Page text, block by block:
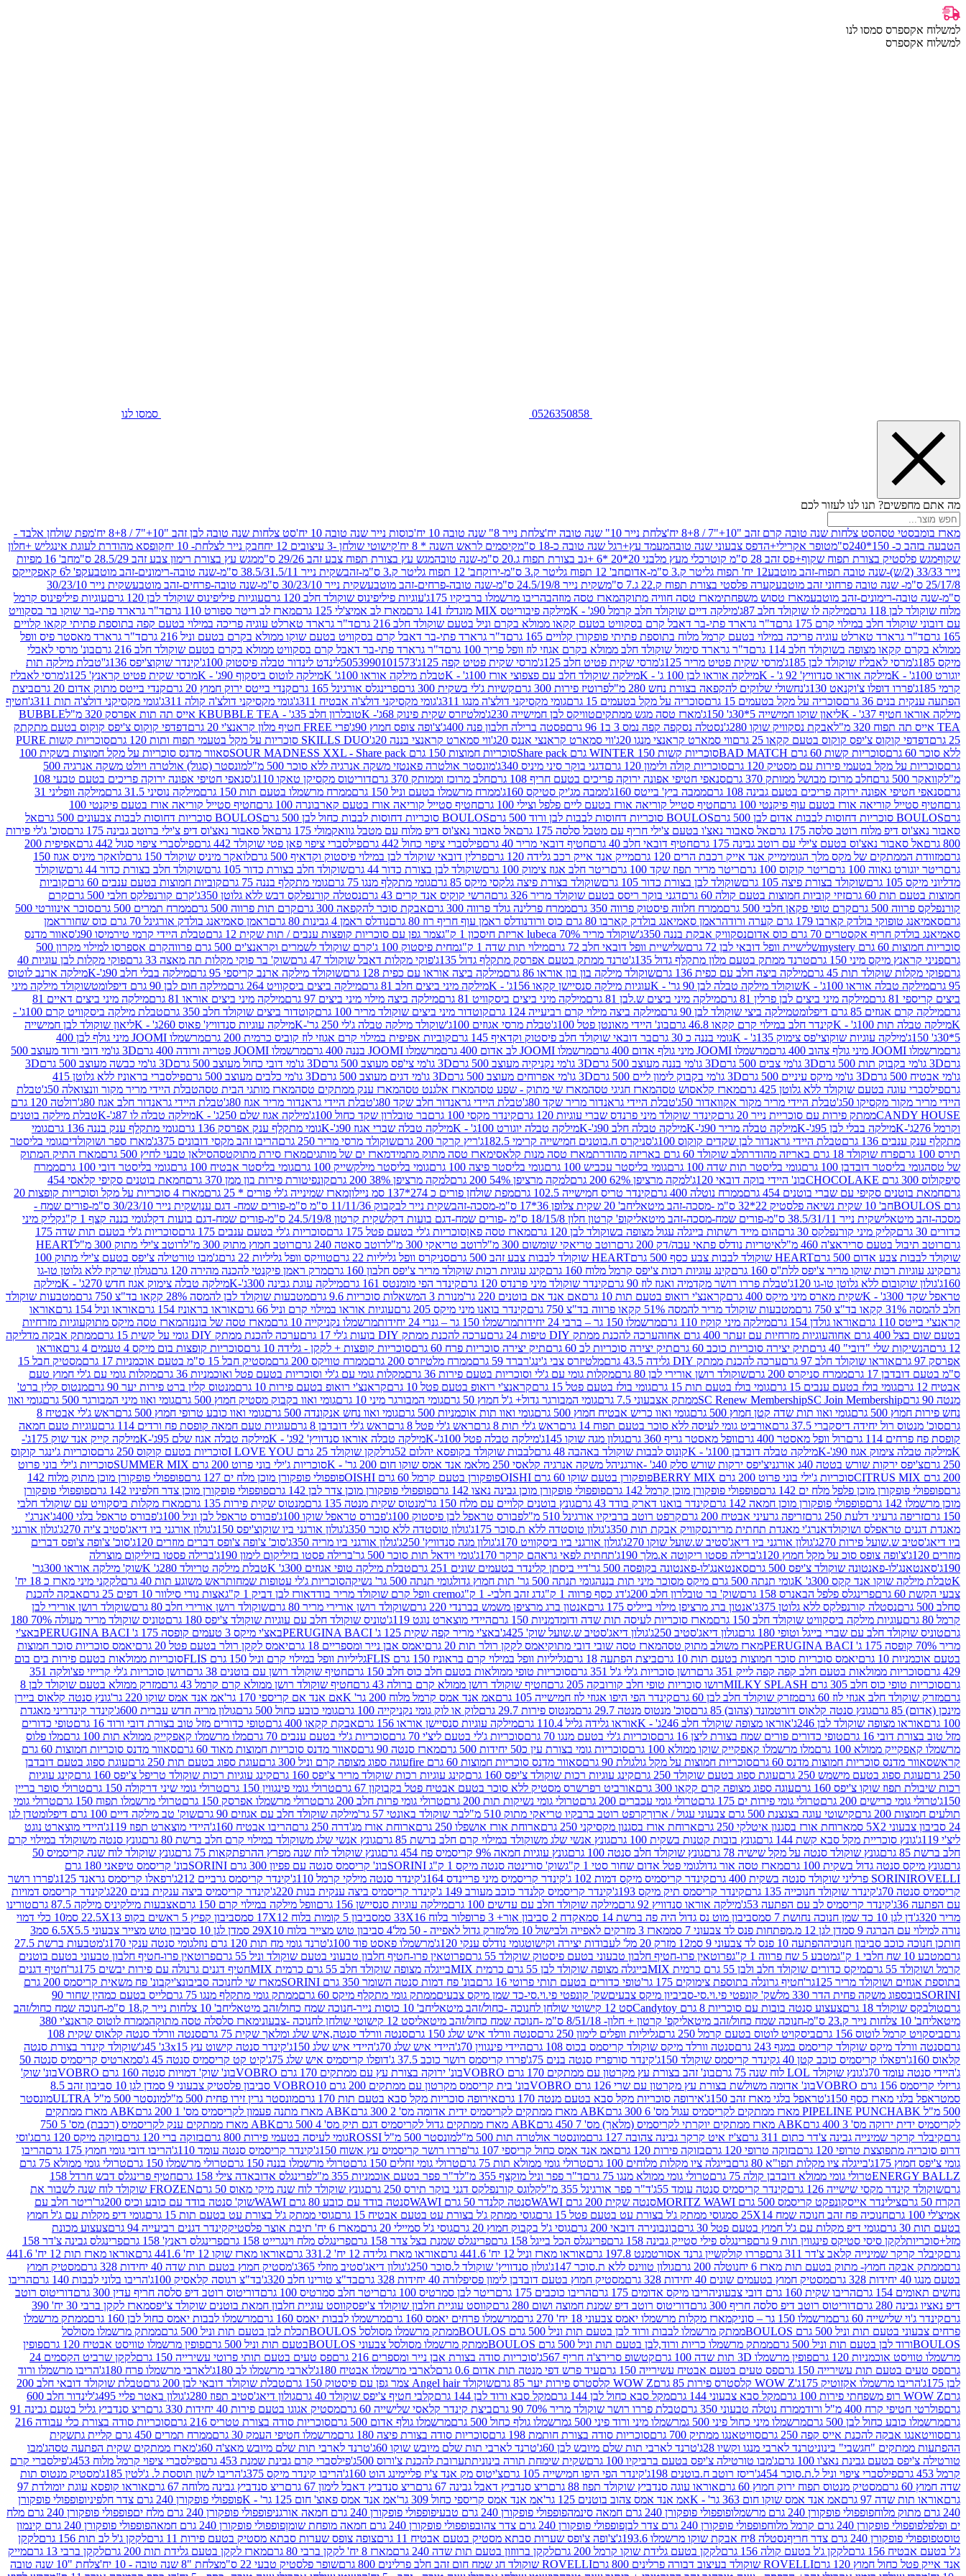
למשלוח אקספרס סמסו לנו
למשלוח אקספרס
0526350858 סמסו לנו
מה אתם מחפשים? תנו לנו לעזור לכם
מארז בומבסטי טסהסט צלחות שנה טובה קרם זהב "10+"7 / 8+8 יח' צלחת נייר 10" שנה טובה יח' צלחת נייר 8" שנה טובה 10 יח' כוסות נייר שנה טובה 10 יח' סט צלחות שנה טובה לבן זהב "10+"7 / 8+8 יח'
מפת שולחן אלבד -
הטבעה בזהב כ- 150*240ס"מ
טופר אקרילי+הדפס צבעוני שנה טובהמעמד עץ+רגל שנה טובה כ-18 ס"מ קיסמים לראש השנה * 8 יח' קישוטי שולחן -3 עיצובים 12 יח חבק נייר לצלחת- 10 יח
קופסא מהודרת לעוגת אינגליש +חלון
שקוףמגש פלסטיק בצורת תפוח שקוף+פס זהב 28 ס"מ קוטר כלי מעץ מלבני 20*20 *6 +גב בצורת תפוח ג.20 ס"מ-שנה טובה מגש עץ בצורת תפוח צבע זהב 29/26 ס"מ מגש עץ בצורת רימון צבע זהב 28.5/29 ס"מ
חב' 16 מפיות
נייר 33/33 (2/ש)-שנה טובה תפוח-זהב מוטבע
12 יח' תפוח גליטר ק.3 ס"מ-אדום חב' 12 תפוח גליטר ק.3 ס"מ-ירוק חב' 12 תפוח גליטר ק.3 ס"מ-זהב שקית נייר 38.5/31.5/11 ס"מ-שנה טובה-רימונים-זהב מוטבע
קפ' ל6 קאפקייקס
25/17/8 ס"מ- שנה טובה פרחוני זהב מוטבע
קערה פלסטי בצורת תפוח ק.22 ג.7 ס"מ שקית נייר 24.5/19/8 ס"מ-שנה טובה-פרחים-זהב מוטבע שקית נייר 30/23/10 ס"מ-שנה טובה-פרחים-זהב מוטבע
שקית נייר 30/23/10
ס"מ-שנה טובה-רימונים-זהב מוטבעמארז טסוש משפחתימארז טסה חוויה מתוקהמארז טסה מוזהבהריבו מרשמלו ברביקיו 175ג' עוגיות פיליפינוס שוקולד חלב 120 גרם עוגיות פיליפינוס שוקולד לבן 120 גרם
עוגיות פיליפינוס קרמל
מלוח שוקולד לבן 118 גרם
מילקה לו שוקולד חלב 87ג' מילקה דיים שוקולד חלב קרמל 90ג' - K מילקה פיבוריטס MIX מונדלז 141 גרם מארז לב אמיצ'לי 125 גרם מארז לב ריטר ספורט 110 גרם
ד"ר גרארד פתי-בר שוקו בר בסקוויט
עם דובוני שוקולד חלב במילוי קרם 175 גרם
ד"ר גרארד פתי-בר דאבל קרם בסקוויט בטעם קקאו ממולא בקרם וניל בטעם שוקולד חלב 216 גרם
ד"ר גרארד טארלט עוגיה פריכה במילוי בטעם קפה בתוספת פתיתי קקאו קלויים
165 גרם
ד"ר גרארד טארלט עוגיה פריכה במילוי בטעם קרמל מלוח בתוספת פתיתי פופקורן קלויים 165 גרם ד"ר גרארד פתי-בר דאבל קרם בסקוויט בטעם שוקו ממולא בקרם בטעם וניל 216 גרם
ד"ר גרארד מאסטר פיס וופל
ממולא בקרם קקאו מצופה בשוקולד חלב 114 גרם
ד"ר גרארד סימול שוקולד חלב ממולא בקרם אגוזי לוז וופל פריך 100 גרם ד"ר גרארד פתי-בר דאבל קרם בסקוויט ממולא בקרם בטעם שוקולד חלב 216 גרם
בונ' מרסי לאבלי
מיקס 185ג'
מרסי לאבליז שוקולד לבן 185ג' מרסי שקית פטיט מריר 125ג' מרסי שקית פטיט חלב 125ג' מרסי שקית פטיט קפה 125ג' 5053990101573לינדט לינדור טבלה פיסטוק 100ג' קינדר שוקוצ'יפס 136ג'
'טבלת מילקה תות
יוגורט 100ג' - K
מילקה אוראו סנדוויץ' 92 ג' - K מילקה אוראו לבן 100 ג' - K מילקה שוקולד חלב עם פצפוצי אורז 100ג' - K טבלת מילקה אוראו 100ג' K מילקה לוטוס ביסקוף 90ג' - K מרסי שקית פטיט קראנץ' 125ג'
מרסי לאבליז
קרמי 185ג'
פררו דופלו צ'וקנאט 130ג' נחשולי שלוקים להקפאה בצורת נחש 280 מ"ל פרוטיז פירות 300 גרם קשיות ג'לי בשקית 300 גרם פרינגלס אורגינל 165 גרם קנדי בייטס ירוק חמוץ 20 גרם קנדי בייטס מתוק אדום 20 גרם
ביצת
הפתעה ענקית בנים 36 גרם
סוכריה על מקל בטעמים 15 גרם סוכריה על מקל בטעמים 15 גרם גומי מקסיקני דולצ'ה מנגו 311ג' גומי מקסיקני דולצ'ה אבטיח 311ג' גומי מקסיקני דולצ'ה קולה 311ג' גומי מקסיקני דולצ'ה תות 311ג'
חטיף
מילקה אוראו חטיף 37ג' - K
ליאון שוקו חמישייה 5*30ג' 150ג' מארז טסה מגש ממתקיםטוויקס לבן חמישייה 230ג' מלטיזרס שקית פינוק 68ג'- K טובלרון חלב 35ג' - K BUBBLE TEA אייס תה תות אפרסק 320 מ"ל
BUBBLE
TEA אייס תה תפוח 320 מ"ל
אבקת נסקוויק שוקו 280ג' נסטלה נסקפה קפה נמס 3 ב1 96 גרם פסטה ברילה חלבון פנה 400ג' צ'ופה צופס חמוץ 90ג' פרי FREE חטיף מלון קראנצ'י 20 גרם
דפדפי קוקוס צ'יפס קוקוס בטעם מתקתק
25 גרם
דפדפי קוקוס צ'יפס קוקוס בטעם קקאו 25 גרם ווי סמארט קראנצי מנגו 20ג' ווי סמארט קראנצי אננס 20ג' ווי סמארט קראנצי בננה 20ג' SKILLS DUO סוכריות על מקל בטעמי תפוח ותות 120 גרם
סוכריות קשות PURE
ללא סוכר 60 גרם
סוכריות קשות 60 גרם BAD MATCH סוכריות קשות WINTER 150 גרם Share pack סוכריות חמוצות 150 גרם SOUR MADNESS XXL - Share pack
סאוור מדנס סוכריות על מקל חמוצות בשקית 100
גרםסוכריות על מקל בטעמי פירות עם מסטיק 120 גרם סוכריות קולה ולימון 120 גרם דגני בוקר סיני מיניס 340ג' מונסטר אולטרה פאנטזי משקה אנרגיה ללא סוכר 500 מ"ל
מונסטר (סגול) אולטרה ויולט משקה אנרגיה 500
מ"לקוואקר 500 גרם חלב מרוכז מבושל ממותק 370 גרם סנאפי חטיפי אפונה ירוקה פריכים בטעם חריף 108 גרם חלב מרוכז וממותק 370 גרם דוריטוס מקסיקן טאקו 110ג'
סנאפי חטיפי אפונה ירוקה פריכים בטעם טבעי 108
גרםסנאפי חטיפי אפונה ירוקה פריכים בטעם גבינה 108 גרם ממבה ביץ' בייטס 160ג' ממבה מג'יק סטיקס 160ג' ממרח מרשמלו בטעם וניל 150 גרם ממרח מרשמלו בטעם תות 150 גרם מילקה נוסיני 31.5 גרם
מילקה וופליני 31
גרםחטיף סטייל קוריאה אורז בטעם עוף פיקנטי 100 גרם חטיף סטייל קוריאה אורז בטעם ליים פלפל וצילי 100 גרם חטיף סטייל קוריאה אורז בטעם קארבונרה 100 גרם
חטיף סטייל קוריאה אורז בטעם פיקנטי 100
גרםBOULOS סוכריות דחוסות לבבות אדום לבן 500 גרם BOULOS סוכריות דחוסות לבבות לבן ורוד 500 גרם BOULOS סוכריות דחוסות לבבות כחול לבן 500 גרם BOULOS סוכריות דחוסות לבבות צבעונים 500 גרם
אל
סאבור נאצ'וס דיפ מלוח רוטב סלסה 175 גרם
אל סאבור נאצ'ו בטעם צ'ילי חריף עם מטבל סלסה 175 גרם אל סאבור נאצ'וס דיפ מלוח עם מטבל גוואקמולי 175 גרם אל סאבור נאצ'וס דיפ צ'ילי ברוטב גבינה 175 גרם
סוכ' ג'לי פירות
800 גרם
אל סאבור נאצ'וס בטעם צ'ילי עם רוטב גבינה 175 גרם חטיף דובאי חלב 40 גרם חטיף דובאי מריר 40 גרם פילסברי ציפוי כחול 442 גרם פילסברי ציפוי פאן פטי שוקולד 442 גרם פילסברי ציפוי סגול 442 גרם
אפיפית 200
גרםמזוודת הממתקים של מקס מלך הגומימייק אנד אייק רכבת הרים 120 גרם מייק אנד אייק רכב גלידה 120 גרם פרלין דובאי שוקולד לבן במילוי פיסטוק וקדאיף 500 גרם לואקר מיניס שוקולד 150 גרם
לואקר מיניס אגוז 150
גרםריטר יוגורט גאווה 100 גרם ריטר קוקוס 100 גרם ריטר מריר תפוז שקד 100 גרם ריטר חלב אגוז צימוק 100 גרם שוקולד לבן בצורת כדור 44 גרם שוקולד חלב בצורת כדור 105 גרם שוקולד חלב בצורת כדור 44 גרם
שוקולד
מדליוני מיקס 105 גרם
שוקולד בצורת פיצה 105 גרם שוקולד לבן בצורת כדור 105 גרם שוקולד בצורת פיצה גלקסי מיקס 85 גרם גומי מתקלף מנגו 75 גרם גומי מתקלף בננה 75 גרם קוביות חמוצות בטעם ענבים 60 גרם
קוביות
חמוצות בטעם תות 60 גרם
זיזי קוביות חמוצות בטעם קולה 60 גרם דגני בוקר ריסס בטעם שוקולד מריר 326 גרם הרשי קוקיס אנד קרים 43 גרם נסטלה קורנפלקס דבש ללא גלוטן 350ג' קרם קורנפלקס חלבי 500 גרם
קרם
קורנפלקס פרווה 500 גרם
קרם טופי פקאן חלבי 500 גרם ממרח חלווה פיסטוק פרווה 350 גרם ממרח פרלינה גולד פרווה 300 גרם אבקת סוכר להקפאה 300 גרם קרם תות פרווה 500 גרם ממרח תמרים 500 גרם
סוכר אינוורטי 500
גרםסאמיאנג טופוקי בולדק קארבו 179 גרם קערה ורודה ראמן סאמיאנג בולדק קארבו 80 גרם כוס ורוד נודלס ראמן עוף חריף רוז 80 גרם נודלס ראמן 4 גבינות 80 גרם ראמן סאמיאנג בולדק אורגינל 70 גרם כוס שחור
ראמן
סאמיאנג בולדק חריף אקסטרים 70 גרם כוס אדום
נסקוויק אבקת בננה 350ג' שוקולד מריר 70% lubeca אריזת חיסכון 1 ק"ג צמר גפן עם סוכריות קופצות ענבים / תות שקית 12 גרם טבלת היידי קרמי טירמיסו 90ג'
סאוור מדנס
סוכריות חמוצות 60 גרם mystery
שלישיית וופל דובאי לבן 72 גרם שלישיית וופל דובאי חלב 72 גרם מילוי תות שדה 1 ק"ג מחית פיסטוק 100 ג' קרם שוקולד לשמרים וקראנצ'ים 500 גרם פרווה
קרם אספרסו למילוי מקרון 500
גרםפניני קראנץ מיקס מיני 150 גרם טרנד ממתק בטעם מלון מתקלף גדול 135ג' טרנד ממתק בטעם אפרסק מתקלף גדול 135ג' פוקי מקלות דאבל שוקולד 47 גרם שוק' בר פוקי מקלות תה מאצה 33 גרם
פוקי מקלות לבן עוגיות 40
גרםפוקי מקלות שוקולד תות 45 גרם מילקה ביצה חלב עם כפית 136 גרם שוקולד מילקה בון בון אוראו 86 גרם מילקה ביצה אוראו עם כפית 128 גרם שוקולד מילקה ארנב קריספי 95 גרם מילקה בבלי חלב 90ג'-K
מילקה ארנב לוטוס
95 גרם
מילקה טבלה אוראו 100ג' - K שוקולד מילקה טבלה לבן 90 גר' - K עוגיות מילקה סנסיישן קקאו 156ג' - K מילקה מיני ביצים חלב 81 גרם מילקה ביצים ביסקוויט 264 גרם מילקה חום לבן 90 גרם דיפלומט
שוקולד מילקה מיני
ביצים קריספי 81 גרם
מילקה מיני ביצים לבן פרלין 81 גרם מילקה מיני ביצים ש.לבן 81 גרם מילקה מיני ביצים ביסקוויט 81 גרם מילקה ביצה מילוי מיני ביצים 97 גרם מילקה מיני ביצים אוראו 81 גרם
מילקה מיני ביצים דאיים 81
גרםמילקה קרם אגוזים 85 גרם דיפלומט מילקה ביצי שוקולד לבן 90 גרם מילקה ביצה מילוי קרם רביעייה 124 גרם קוטדור מיני ביצים שוקולד מריר 100 גרם קוטדור ביצים שוקולד חלב 350 גרם
טבלת מילקה ביסקוויט קרם 100ג' -
Kמילקה טבלה תות 100ג' - K קינדר חלב במילוי קרם קקאו 46.8 גרם בונ' היידי מאונטן פטל 100ג' טבלת מרסי אגוזים 100ג' שוקולד מילקה טבלה ג'לי 250 גר'-K מילקה עוגיות סנדוויץ' פאוס 260ג' - K
ליאון שוקולד לבן חמישייה
5*30ג' 150ג'
מילקה עוגיות שוקוצי'פס צימוק 135ג' - K גומי בננה כ 30 גרם בר דובאי שוקולד חלב פיסטוק וקדאיף 145 גרם קוביות אפיפית במילוי קרם אגוזי לוז קוביס כרמית 200 גרם
מרשמלו JOOMI מיני גולף לבן 400
גרםמרשמלו JOOMI מיני גולף צהוב 400 גרם מרשמלו JOOMI מיני גולף אדום 400 גרם מרשמלו JOOMI לב אדום 400 גרם מרשמלו JOOMI בננה 400 גרם מרשמלו JOOMI פטריה ורודה 400 גרם
3D גו'מי דובי ורוד מעוצב 500
גרם3D גו'מי בקבוק תות 500 גרם 3D גו'מי צבים 500 גרם 3D גו'מי בננה מעוצב 500 גרם 3D גו'מי נקניקיה מעוצב 500 גרם 3D גו'מי צי'פס מעוצב 500 גרם 3D גו'מי דובי כחול מעוצב 500 גרם 3D גו'מי כבשה מעוצב 500 גרם
3D
גו'מי אבטיח 500 גרם
3D גו'מי מיקס עיניים 500 גרם 3D גו'מי בקבוק לימון ליים 500 גרם 3D גו'מי אפרוחים מעוצב 500 גרם 3D גו'מי דגים מעוצב 500 גרם 3D גו'מי כלבים מעוצב 500 גרם
פילסברי בראוניז ללא גלוטן 415
גרםפילסברי עוגה בטעם שוקולד ללא גלוטן 425 גרם מארז קלאסוש טסהמארז חגיגי טסהמארז שי מתוק - שפע טסהמארז אלגנט טסהמארז ענק ממתקים טסהמארז מותגי הבית טסהטבלת היידי מריר מקור וונצואלה 50ג'
טבלת
היידי מריר מקור מקסיקו 50ג'
טבלת היידי מריר מקור אקוואדור 50ג' טבלת היידי גראנדור מריר שקד 80ג' טבלת היידי גראנדור חלב שקד 80ג' טבלת היידי גראנדור מריר אגוז 80ג' טבלת היידי גראנדור חלב אגוז 80ג'
רולטה 120 גרם
CANDY HOUSEממתק פירות עם סוכריית נייר 20 גרם קינדר שוקולד מיני פרנדס שברי עוגיות 120 גרם קינדר מקסי 100 גרם בר טובלרון שקד כחול 100ג' מילקה אגוז שלם 250ג' - K מילקה טבלה לו 87ג'-K
טבלת מילקה בוטנים
וקרמל 276ג'-K
מילקה בבלי לבן 95ג'-K מילקה טבלה מריר 90ג'-K מילקה טבלה חלב 90ג'-K מילקה טבלה יוגורט 100ג' - K מילקה טבלה שברי אגוז 90ג'-K גומי מתקלף ענק אפרסק 136 גרם גומי מתקלף ענק בננה 136 גרם
גומי
מתקלף ענק ענבים 136 גרם
טבלת היידי גראנדור לבן שקדים קוקוס 100ג' סניקרס ח.בוטנים חמישייה קרימי 182.5ג' ריץ קרקר 200 גרם שוקולד מרסי מריר 250 גרם הריבו זהב מקסי דובונים 375ג' מארז ספר ושוקולדיםגומי בליסטר
תירס 100 גרם
פרח שוקולד 18 גרם באריזה מהודרת לב שוקולד 60 גרם באריזה מהודרת מארז טסה מנות קלאסימארז טסה מתוק מתמידמארז ים של מותגיםמארז סירת מתוקטסהסילאן טבעי לחיץ 500 גרם
מארז התיק המתוק
של טסהגומי בליסטר דובדבן 100 גרם גומי בליסטר תות שדה 100 גרם גומי בליסטר עכביש 100 גרם גומי בליסטר פיצה 100 גרם גומי בליסטר מילקשייק 100 גרם גומי בליסטר אבטיח 100 גרם גומי בליסטר דובי 100 גרם
ממרח
סיפקולוס 300 גרם CHOCOLAKE
בונ' היידי בוקה דובאי 120ג' למקה מרציפן 62% 200 גרם למקה מרציפן 54% 200 גרם למקה מרציפן 38% 200 גרם קונפיטורת פירות בון ממן 370 גרם
חמאת בוטנים סקיפי קלאסי 454
גרםחמאת בוטנים סקיפי עם שברי בוטנים 454 גרם ממרח נוטלה 400 גרם קינדר טריס חמישייה 102.5 גרם מפת שולחן פורים כ 274*137 סמ ניילון מארז שמינייה ג'לי פורים * 25 גרם
מארז 4 סוכריות על מקל וסוכריות קופצות 20
גרם BOULOS
חב' 10 שקית נשיאה פלסטיק 22*32 ס"מ -מסכה-זהב מיטאלי חב' 20 שקית צלופן 36*17 ס"מ-מסכה-זהב שקית נייר לבקבוק 11/11/36 ס"מ ס"מ-פורים שמח- דגם ענן
שקית נייר 30/23/10 ס"מ-פורים שמח -
מסכה-זהב מיטאלישקית נייר 38.5/31/11 ס"מ-פורים שמח-מסכה-זהב מיטאלי קופ' קרטון חלון 18/15/8 ס"מ -פורים שמח-דגם בועות דקל שקית קרטון 24.5/19/8 ס"מ-פורים שמח-דגם בועות דקל גומי בננה קצף 1 ק"ג
קליק מיני
כדורים 30 גרם
קליק מיני קורנפלקס 30 גרם הום מייד רשתות בייגלה עגול מצופה בשוקולד לבן 120 גרם מארז טסה פאןסוכריות ג'לי בטעם פטל 175 גרם סוכריות ג'לי בטעם ענבים 175 גרם
סוכריות ג'לי בטעם תות שדה 175
גרםרוטב תיבול בטעם סריראצ'ה 460 מ"ל איטריות נודלס פתאי עבה/דק 200 גרם רוטב טריאקי שומשום 300 מ"ל רוטב טריאקי 300 מ"ל רוטב סאטה 240 גרם רוטב חמוץ מתוק 300 מ"ל רוטב צ'ילי מתוק 300 מ"ל
HEART
שוקולד לבבות צבע אדום 500 גרם
HEART שוקולד לבבות צבע כסף 500 גרם HEART שוקולד לבבות צבע זהב 500 גרם סניקרס וופל גליליות 22 גרם טוויקס וופל גליליות 22 גרם
ג'מבו טורטילה צ'יפס בטעם צ'ילי מתוק 100
גרםקינג עוגיות רכות שוקו מריר צ'יפס ללת''ס 160 גרם קינג עוגיות רכות צ'יפס קרמל מלוח 160 גרם קינג עוגיות רכות שוקולד מריר צ'יפס חלבון 160 גרם מרק ראמן פיקנטי להכנה מהירה 120 גרם
גולון שרקיז ללא גלוטן טו-גו
160ג' גולון שוקובום ללא גלוטן טו-גו 120ג' טבלת פררו רושר מקדמיה ואגוז לוז 90 גרם קינדר שוקולד מיני פרנדס 120 גרם קינדר הפי מומנטס 161 גרם מילקה עוגת גבינה 300ג'-K מילקה טבלה צימוק אגוז חדש 270ג' - K
מילקה
טראפל שקד 300ג' - K
שקית מארס מיני מיקס 400 גרם קראנצ'י רואופ בטעם תות 10 גרם אם אנד אם בוטנים 220 גר' מנורת 3 המשאלות סוכריות 9.6 גרם מטבעות שוקולד לבן להמסה 28% קקאו בד"צ 750 גרם
מטבעות שוקולד
חלב להמסה 31% קקאו בד"צ 750 גרם
מטבעות שוקולד מריר להמסה 51% קקאו פרווה בד"צ 750 גרם קינדר בואנו מיני מיקס 205 גרם עוגיות אוראו במילוי קרם וניל 66 גרם אוראו בראוניז 154 גרם אוראו וניל 154 גרם
אוראו
קראנצ'י בייטס 110 גרם
אוראו גולדן 154 גרם מילקה מיני קוקיז 110 גרם מרשמלו 150 גר – ברבי 24 יחידות מרשמלו 150 גר – גנרי 24 יחידות מרשמלו נקניקייה 10 גרם מארז טסה של בוננזהמארז טסה מיקס מתוקעוגיות מזרחיות
בטעם שום בצל 400 גרם אחוה
עוגיות מזרחיות עם זעתר 400 גרם אחוה ערכה להכנת ממתק DIY טיפות 24 גרם ערכה להכנת ממתק DIY בועות ג'לי 17 גרם ערכה להכנת ממתק DIY גומי על קשית 15 גרם
ממתק אבקה מדליקה
12 גרם
הנשיקות שלי "דובי" 40 גרם תיק יצירה סוכריות כוכב 60 גרם תיק יצירה סוכריות לב 60 גרם תיק יצירה סוכריות פרח 60 גרם סוכריות קופצות + לקקן - גלידה 10 גרם סוכריות קופצות בום מיקס 4 טעמים 4 גרם
אוראו
אפרסק 97 גרם
אוראו שוקולד חלב 97 גרם ערכה להכנת ממתק DIY גלידה 43.5 גרם מלטיזרס צבי ג'ינג'רברד 59 גרם ממרח מלטיזרס 200 גרם ממרח טוויקס 200 גרם מסטיק חבל 15 ס"מ בטעם אוכמניות 17 גרם
מסטיק חבל 15
ס"מ בטעם דובדבן 17 גרם
ממרח סניקרס 200 גרם שוקולד רושן אורירי לבן 80 גרם מקלות גומי עם ג'לי וסוכריות בטעם פירות 36 גרם מקלות גומי עם ג'לי וסוכריות בטעם פטל ואוכמניות 36 גרם
מקלות גומי עם ג'לי חמוץ טעם
אבטיח 12 גרם
גומי בולז בטעם ענבים 15 גרם גומי בולז בטעם תות 15 גרם גומי בולז בטעם פטל 15 גרם קראנצ'י רואופ בטעם פטל 10 גרם קראנצ'י רואופ בטעם פירות 10 גרם מנטוס קלין ברט פירות יער 90 גרם
מנטוס קלין ברט'
מנטה 90 גרם
SC Renew MembershipSC Join Membership ממתק אצבעוני 7.5 גרם גומי המבורגר גדול+ ג'ל חמוץ 50 גרם גומי המבורגר מיני 10 גרם גומי ואוו בקבוק מסטיק חמוץ 500 גרם גומי ואוו מיני המבורגר 500 גרם
גומי ואוו
נחש פירות חמוץ 500 גרם
גומי ואוו תות שדה קטן חמוץ 500 גרם גומי ואוו כריש אבטיח חמוץ 500 גרם גומי ואוו תות אוכמניות 500 גרם גומי ואוו נחש אנקונדה 500 גרם גומי ואוו כובע טרופי חמוץ 500 גרם
ראש ג'לי אבטיח 8
גרםסוכ' מנטוס רול יחידה דיסקברי 37.5 גרם אורביט גומי לעיסה ללא סוכר בטעם תפוח 14 גרם ראש ג'לי תות 8 גרם ראש ג'לי פטל 8 גרם ראש ג'לי דובדבן 8 גרם עוגיות טעם חמאה קופסת פח ורדים 114 גרם
עוגיות טעם חמאה
קופסת פח פרחים 114 גרם
רול וופל מאסטר 400 גרם וופל מאסטר גריף 360 גרם גולון מגה שוקו 145ג' מילקה טבלה פטל 100ג'-K מילקה טבלה אוראו סנדוויץ' 92ג' - K מילקה טבלה אגוז שלם 95ג'-K
מילקה קייק אנד שוק 175ג'-
Kמילקה טבלה צימוק אגוז 90ג'-K מילקה טבלה דובדבן 100ג' - K קונוס לבבות שוקולד באהבה 48 גרם לבבות שוקולד בקופסא יהלום 52גר לקקן שוקולד 25 גרם I LOVE YOU סוכריות בטעם קוקוס 250 גרם
סוכריות ג'ינגר קוקוס
250 גרם
צ'יפס ירקות שורש בטטה 40ג אורגני צ'יפס ירקות שורש סלק 40ג' -אורגני הל משקה אנרגיה קלאסי 250 מל אמ אנד אמס שוקו חום 200 גר' - K סוכריות ג'ילי בוני פרוט 200 גרם SUMMER MIX
סוכריות ג'ילי בוני פרוט
200 גרם CITRUS MIX
סוכריות ג'ילי בוני פרוט 200 גרם BERRY MIX פופקורן בטעם שוקו 60 גרם OISHI פופקורן בטעם קרמל 60 גרם OISHI פופפולי פופקורן מוכן מלח ים 127 גרם
פופפולי פופקורן מוכן מתוק מלוח 142
גרםפופפולי פופקורן מוכן פלפל מלח ים 142 גרם פופפולי פופקורן מוכן קרמל 142 גרם פופפולי פופקורן מוכן גבינה נאצו 142 גרם פופפולי פופקורן מוכן צדר לבן 142 גרם פופפולי פופקורן מוכן צדר חלפיניו 142 גרם
פופפולי פופקורן
מוכן מרשמלו 142 גרם
פופפולי פופקורן מוכן חמאה 142 גרם קינדר בואנו דארק בודד 43 גרם גונץ בוטנים קלויים עם מלח 150 גר' מנטוס שקית מנטה 135 גרם מנטוס שקית פירות 135 גרם
מארז מקלות ביסקוויט עם שוקולד חלבי
150 גרם
זריפה גרעיני דלעת 250 גרם זריפה גרעיני אבטיח 200 גרם קרפט רוטב ברביקיו אורגינל 510 מ"ל פבורס טראפל לבן פיסטוק 100ג' פבורס טראפל שוקו 100ג' פבורס טראפל לבן וניל 100ג' פבורס טראפל בלגי 400ג'
אנרג'י
מאגדת דגנים טראפלס ושוקולדאנרג'י מאגדת תחתית מרירנסקוויק אבקת תות 350ג' גולון טוסטדה ללא ת.סוכר 175ג' גולון טוסטדה ללא סוכר 350ג' גולון אורגני ביו שוקוצ'יפס 150ג' גולון אורגני ביו דיאג'סטיב צ'יה 270ג'
גולון אורגני
ביו דיאג'סטיב ש.שועל פירות 270ג'
גולון אורגני ביו דיאג'סטיב ש.שועל שוקו 270ג' גולון אורגני ביו ביסקוויט 170ג' גולון מגה סנדוויץ' 250ג' גולון אורגני ביו מריה 350ג' סוכ' צ'ופה צ'ופס דברים מוזרים 120ג'
סוכ' צ'ופה צ'ופס דברים
מוזרים 120ג'
צ'ופה צופס סוכ על מקל חמוץ 120ג' ברילה פסטו ריקוטה א.מלך 190ג' תחתית לפאי גראהם קרקר 170ג' גומי וידאל תות סוכר 500 גר' ברילה פסטו בזיליקום לימון 190ג'
ברילה פסטו בזיליקום מוצרלה
190ג' סאנטאנג'לו-פאנטונה שוקולד צ'יפס 500 גרם סאנטאנג'לו-פאנטונה בקופסה 500 גר' דיי ביסתן קלינדר בטעמים שונים 251 גרם טבלת מילקה טופי אגוזים 300ג' K טבלת מילקה טריולד 280ג' K
שוק' מילקה אוראו 300גר'
Kטבלת מילקה שוקו אנד קקס 300ג' K גומי תנתה 500 גרם מיקס מסוכר מיני תות בננה גומי תנתה 500 גר' תות חמוץ גדול גומי תנתה 500 גר' נשיקה סוכריות ג'לי עטופות שמחותראש משוגע תות 40 גרם
לקקני מיני מארז כ 18 יח'
צבעי הקשת 60 גרם
פרינגלס פלפל הבאנרס 158 גרם שוק' בר טובלרון חלב 200ג' דג כסף פרווה 1 ק"ג דג זהב חלבי- 1 ק"ג cremo וופל קרם שוקולד מריר בודד אורז לבן דביק 1 ק"ג אצות נורי סילוור 10 דפים 25 גרם
אבקה להכנת
סחלב 500 גרם
נסטלה קורנפלקס ללא גלוטן 375ג' אנטון ברג מרציפן מילוי בייליס 175 גרם אנטון ברג מרציפן משמש בברנדי 220 גרם שוקולד רושן אורירי מריר 80 גרם שוקולד רושן אורירי חלב 80 גרם
שוקולד רושן אורירי לבן
קרמל 80 גרם
עוגיות מילקה ביסקוויט שוקולד חלב 150 גרם מארז סוכריות לעיסה תות שדה ודומדמניות 150 גרם היידי מוצארט נוגט 119ג' טוניס שוקולד חלב עם עוגיות שוקולד צ'יפס 180 גרם
טוניס שוקולד מריר מעולה 70% 180
גרםטוניס שוקולד חלב עם שברי בייגל וטופי 180 גרם גולון דיאג'סטיב 250ג' גולון דיאג'סטיב ש.שועל שוק' 425ג' באצ'י מריר קפה שקית 125 ג' PERUGINA BACI באצ'י מיקס 3 טעמים קופסה 175 ג' PERUGINA BACI
באצ'י
מריר 70% קופסה 175 ג' PERUGINA BACI
מארז משולב מתוק טסהמארז טסה שובי דובי מתוקיאמס לקקן רולר תות 20 גרם יאמס אבן נייר ומספריים 18 גרם יאמס לקקן רולר בטעם פטל 20 גרם
יאמס סוכריות סוכר חמוצות
בטעם אוכמניות 10 גרם
יאמס סוכריות סוכר חמוצות בטעם תות 10 גרם ביצת הפתעה 18 גרם גליליות וופל במילוי קרם בראוניז 150 גרם FLIS גליליות וופל במילוי קרם וניל 150 גרם FLIS
סוכריות ממולאות בטעם פירות בים בום
429 גרם
סוכריות ממולאות בטעם חלב קפה קפה לייק 351 גרם רושן סוכריות ג'לי ג'ל 351 גרם סוכריות טופי ממולאות בטעם חלב כוס חלב 150 גרם חטיף שוקולד רושן עם בוטנים 38 גרם
רושן סוכריות ג'לי קרייזי פצ'ולקה 351
גרםסוכריות טופי כוס חלב 305 גרם MILKY SPLASH רושו סוכריות טופי חלב קורובקה 205 גרם חטיף שוקולד רושן ממולא קרם ברולה 43 גרם חטיף שוקולד רושן ממולא קרם קרמל 43 גרם
מזרק ממולא בטעם שוקולד לבן 8
גרםמזרק שוקולד חלב אגוזי לוז 60 גרם מזרק שוקולד חלב לבן 60 גרם קינדר הפי היפו אגוזי לוז חמישייה 105 גרם אמ אנד אמס קרמל מלוח 200 גר' K אם אנד אם קריספי 170 גר' אמ אנד אמס שוקו 220 גר'
גונץ סנטה קלאוס ביירן
מינכן (אדום) 85 גרם
גונץ סנטה קלאוס דורטמונד (צהוב) 85 גרם סוכ' מנטוס מנטה 29.7 גרם מנטוס פירות 29.7 גרם לוק או לוק גומי נקניקייה 100 גרם גומי כובע כחול 500 גרם גולון מריה חדש עברית 600ג'
קינדר קינדריני מאגדת
100 גרם
אוראו מצופה שוקולד לבן 246ג' אוראו מצופה שוקולד חלב 246ג' - K אוראו גלידה גליל 110.4 גרם מילקה עוגיות סנסיישן אוראו 156 גרם אבקת קקאו 400 גרם טופי כדורים מזל טוב בצורת דובי ורוד 16 גרם
טופי כדורים
מזל טוב בצורת דובי 16 גרם
טופי כדורים פורים שמח בצורת ליצן 16 גרם סוכריות ג'לי בטעם מנגו 70 גרם סוכריות ג'לי בטעם ליצ'י 70 גרם סוכריות ג'לי בטעם ענבים 70 גרם מלו מרשמלו קאפקייק ממולא תות 100 גרם
מלו פלוס
מרשמלו קאפקייק ממולא 100 גרם
מלו מרשמלו קאפקייק שוקו ממולא 100 גרם סוכריות גומי בצורת עין כ50 יחידות 500 גרם מארז סנטה 90 גרם סאוור מדנס סוכריות חמוצות מאוד 60 גרם
סאוור מדנס סוכריות חמוצות 60 גרם
קראשסאוור מדנס סוכריות חמוצות מדנס 60 גרם סוכריות חמוצות על מקל גולגולת 90 גרם סאוור מדנס סוכריות חמוצות 60 גרם fire עוגה ספוג מצופה קרם וניל 300 גרם עוגת ספוג בטעם תות 250 גרם
עוגת ספוג בטעם דובדבן
250 גרם
עוגת ספוג בטעם מישמש 250 גרם עוגת ספוג בטעם שוקולד 250 גרם קינג עוגיות רכות שוקולד צ'יפס 160 גרם קינג עוגיות רכות שוקולד מריר צ'יפס 160 גרם קינג עוגיות רכות שוקולד טריפל צ'יפס 160 גרם
קינג עוגיות
רכות שיבולת תפוז שוקו צ'יפס 160 גרם
עוגה ספוג מצופה קרם קקאו 300 גרם אורביט רפרשרס מסטיק ללא סוכר בטעם אבטיח פטל בקבוקון 67 גרם טרולי גומי פינגווין 150 גרם טרולי גומי שיני דרקולה 150 גרם
טרולי סופר בריין
150ג' טרולי גומי כרישים 200 גרם טרולי גומי פירות ים 175 גרם טרולי גומי עכברים 200 גרם טרולי גומי נשיקות תות 200 גרם טרולי גומי פרות חלב 200 גרם טרולי מרשמלו אפרסק 150 גרם טרולי מרשמלו תפוח 150 גרם
טרולי גומי
תולעים חמוצות 200 גרם
קישוטי עוגה בצנצנת 500 גרם צבעוני עגול / ארוך קרפט רוטב ברבקיו טריאקי מתוק 510 מ"ל בר שוקולד באונטי 57 גר' מילקה שוקולד חלב עם אגוזים 90 גרם שוק' טב מילקה דיים 100 גרם דיפלומט
דן לגן
24 סביבון צבעוני 5X2 סמ
ארוחת אורז בסגנון איטלקי 250 גרם ארוחת אורז בסגנון מקסיקני 250 גרם ארוחת אורז אושפלו 250 גרם ארוחת אורז מג'דרה 250 גרם הריבו אבטיח 160ג' היידי מוצארט תפוז 119ג'
היידי מוצארט נוגט
ליצ'י 119ג'
גונץ סוכריית מקל סבא קשת 144 גרם גונץ בובות קטנות בשקית 100 גרם גונץ אנשי שלג משוקולד במילוי קרם חלב ברשת 85 גרם גונץ אנשי שלג משוקולד במילוי קרם חלב ברשת 80 גרם
גונץ סנטה משוקולד במילוי קרם
חלב ברשת 85 גרם
גונץ שוקולד סנטה על מקל שישיה 78 גרם גונץ שוקולד חלב סנטה 100 גרם גונץ עוגיות חמאה 9% קריסמיס פח 454 גרם גונץ שוקולד לוח שנה מפרץ ההרפתקאות 75 גרם
גונץ שוקולד לוח שנה קריסמיס 50
גרםגונץ מיקס סנטה גדול בשקית 100 גרם מארז טסה אור גדולגומי פטל אדום שחור סטי 1 ק"ג שוק' סורינטה סנטה מיקס 1 ק"ג SORINI בונ' קריסמס סנטה עם פפיון 300 גרם SORINI
בונ' קריסמס טיפאני 180 גרם
SORINIROVELLI פרליני שוקולד סנטה בשקית 400 גרם קינדר קריסמיס מיקס דמות 102 ג' קינדר קריסמיס מיני פריינדס 164ג' קינדר סנטה מילקי קרמל 110ג' קינדר קריסמס גרביים 212ג' רפאלו קריסמס גראנד 125ג'
פררו רושר
קריסמיס סנטה 70ג'
קינדר שוקולד חנוכייה 135 גרם קינדר קריסמס תיק מיקס 193ג' קינדר קריסמיס קלנדר כוכב מעורב 149 ג' קינדר קריסמיס ביצה ענקית בנות 220ג' קינדר קריסמיס ביצה ענקית בנים 220ג'
קינדר קריסמס דמויות
עם הפתעה 36ג'
קינדר קריסמיס לב עם הפתעה 53ג' מילקה אוראו סנדוויץ 92 גרם מילקה שוקולד חלב עם עדשים 100 גרם מילקה עוגיות סנסיישן 156 גרם וופל מילקה במילוי קרם 150 גרם אצבעות מילקיניס מילקה 87.5 גרם
טורינו
מריר 320ג'
דן לגן 10 כד שמן חנוכה נחושת 7 סמ סביבון מוט נס גדול היה פה ברשת 14 סמ אקדח 2 סביבון אור+ 3 פרופלור בלוח 33X16 סמ סביבון 5 קומות בלוח 17X12 סמ סביבון קפיץ 5 ראשים בקופ 22.5X13 סמ
10 כלי דמוי
נורה למילוי עם הברגה 9 סמ
דן לגן 12 מ.מפתחות פנס לד צבעוני 7 סמ מארז 3 מזרקים לאפייה ולבישול 10 מל' מזרק גדול לאפייה - 50 מל' 4 סביבון טוש מצייר בלוח 29X10 סמ דן לגן 10 סביבון טוש מצייר צבעוני 6.5X5.5 סמ
3
חותכן חנוכה כוכב סביבון חנוכיההפתעה 10 פנס לד צבעוני 9 סמ 12 מזרק 20 מל' לעבודות יצירה וקישוט גומי נודלס ענקי 120ג' מרשמלו פאסט פוד 100ג' טרנד גומי מח תות 120 גרם נוזל גומי סנטה ענקי 170ג'
מטבעות ברשת 27.5
גרםמטבע 10 שח חלבי 1 ק"ג מטבע 5 שח פרווה 1 ק"ג פרוטאין פרו-חטיף חלבון טבעוני בטעם פיסטוק שוקולד 55 גרם פרוטאין פרו-חטיף חלבון טבעוני בטעם שוקולד וניל 55 גרם
פרוטאין פרו-חטיף חלבון טבעוני בטעם בוטנים
קרמל ושוקולד 55 גרם
מיקס כדורים שוקולד חלב ולבן 55 גרם כרמית MIX בייגלה מצופה שוקולד לבן 55 גרם כרמית MIX בייגלה מצופה שוקולד חלב 55 גרם כרמית MIX חטיף דגנים גרנולה עם פירות יבשים 175גר'
חטיף דגנים
בתוספת אגוזים ושוקולד מריר 125גר'
חטיף גרונלה בתוספת צימוקים 175 גר' טופי כדורים בטעם תותי פרוטי 16 גרם בונ' פח דמות סנטה השומר 350 גרם SORINI מארז שי לחנוכה סביבונצ'יק
בונ' פח משאית קריסמס 200 גרם
SORINIבובספוג משקה פחית הדר 330 מל שק' קונפטי פי.וי.סי-סביביון מיקס צבעיםשק' קונפטי פי.וי.סי-כד שמן מיקס צבעיםממתק גומי מתקלף מיקס 60 גרם ממתק גומי מתקלף מנגו 75 גרם
לייס בטעם כמהין שחור 90
גרםטולבקס שוקולד 18 גרם צעצוע סנטה בובות עם סוכריות 8 גרם Candytoy סט 12 קישוטי שולחן לחנוכה -כחול/זהב מיטאלי חב' 10 כוסות נייר-חנוכה שמח כחול/זהב מיטאלי
חב' 10 צלחות נייר ק.18 ס"מ-חנוכה שמח כחול/זהב
מיטאליחב' 10 צלחות נייר ק.23 ס"מ-חנוכה שמח כחול/זהב מיטאלי קפ' קרטון + חלון- 8/51/18 ס"מ -חנוכה שמח כחול/זהב מיטאלי סט 12 קישוטי שולחן לחנוכה -צבעוני מארז סלסלה טסה מתוקה
ממרח לוטוס קראנצ'י 380
גרםביסקויט קרמל לוטוס 156 גרם ביסקויט לוטוס בטעם קרמל 250 גרם גליליות וופלים לימון 250 גרם סנטה וורלד איש שלג 150 גרם סנטה וורלד סנטה,איש שלג ומלאך שקית 75 גרם
סנטה וורלד סנטה קלאוס שקית 108
גרםסנטה וורלד מיקס שוקולד קריסמס במגף 243 גרם סנטה וורלד מיקס שוקולד קריסמס בכוס 108 גרם היידי פינגווין 70ג' היידי איש שלג 70ג' היידי איש שלג 150ג' קינדר סנטה קישוט עץ 3x15ג' 45ג'
שוקולד קינדר בצורת סנטה
קלאוס 160ג'
רפאלו קריסמיס כוכב קטן 40 ג קינדר קריסמס שוקולד 150ג' קינדר סורפריז סנטה בנים 75ג' פררו קריסמס רושר כוכב 37.5 ג' דופלו קריסמיס איש שלג 75ג' קיט קט קריסמיס סנטה 45 ג'
סמארטיס קריסמיס סנטה 50
ג'היידי סנטה עומד 70ג' גונץ שוקולד LOL לוח שנה 75 גרם בונ' זהב בצורת עץ מקרטון עם ממתקים 170 גרם VOBRO בונ' ירוקה בצורת עץ עם ממתקים 170 גרם VOBRO בונ' שוק' דמויות סנטה 160 גרם VOBRO
בונ' שוק'
גריזלי קריסמס 156 גרם VOBRO
בונ' אדומה משולשת בצורת עץ מקרטון עם שרי 126 גרם VOBRO בונ' בית קריסמס מקרטון עם ממתקים 200 גרם VOBRO 10 סביבון פלסטיק צבעוני 9 סמ
דן לגן 10 סביבון זהב 8.5
סמטראפל בלגי מארז כסף 150ג' טראפל בלגי מארז זהב 150ג' אירופה סוכריות מקל סבא בטעם מנטה 170 גרם אירופה סוכריות מקל סבא בטעם תות 170 גרם מונסטר גרין זירו פחית 500 מ"ל מונסטר 500 מ"ל ULTRA
מונסטר
500 מ"ל PIPELINE PUNCH
ABK מארז ממתקים לקריסמיס עגול מס' 6 300 גרם ABK מארז ממתקים לקריסמיס ידית אדומה מס' 2 300 גרם ABK מארז מתנה פעמון לקריסמיס מס' 1 200 גרם
ABK מארז ממתקים
לקריסמיס ידית ירוקה מס' 3 400 גרם
ABK מארז ממתקים יוקרתי לקריסמיס (מלאך) מס' 7 450 גרם ABK מארז ממתקים גדול לקריסמיס דגם תיק מס' 4 500 גרם
ABK מארז ממתקים ענק לקריסמיס (רכבת) מס' 5 750
גרםקיבלר קרקר שמינייה גבינה צ'דר כתום 311 גרם צ'יז איט קרקר גבינה צהובה 127 גרם מונסטר אולטרה תות 500 מ"ל מונסטר 500 מ"ל ROSSI גומי לעיסה בטעמי פירות 800 גרם בזוקה ברי 120 גרם בזוקה מיקס 120 גרם
ג'וסי
דרופ סוכריה מתפוצצת טרופי 120 גרם
בזוקה טרופי 120 גרם בזוקה פירות 120 גרם אמ אנד אמס כחול קריספי 107 גר' פררו רושר קריסמיס עץ אשוח 150ג' קינדר קריסמיס סנטה עומד 110ג' הריבו דובי גומי חמוץ 175 גרם
הריבו
גומי צ'יפס חמוץ 175ג'
בייגלה ציו מקלות תפו"א 80 גרם בייגלה ציו מקלות מלוחים 100 גרם טרולי גומי ממולא תות 75 גרם טרולי גומי זחלים 150 גרם טרולי מרשמלו בננה 150 גרם טרולי מרשמלו 150 גרם
טרולי גומי ממולא 75 גרם
ENERGY BALLZטרולי גומי ממולא דובדבן קולה 75 גרם טרולי גומי ממולא מנגו 75 גרם ד"ר פפר וניל מוקצף 355 מ"ל ד"ר פפר בטעם אוכמניות 355 מ"ל פרינגלס אדובאדה צילי 158 גרם
חטיף פרינגלס דבש חרדל 158
גרםשוקולד קינדר מקסי שישייה 126 גרם קינדר קריסמיס סנטה עומד 55ג' ד"ר פפר אורגינל 355 מ"ל קלוגס קורנפלקס דגני בוקר תירס 250 גרם גונץ שוקולד לוח שנה מיקי מאוס 50 גרם
FROZEN שוקולד לוח שנה לשבור את
הקרח 50 גרם
צילינדר אייסקונפקט קריסמס 500 גרם MORITZ WAWI סנטה שקית 200 גרם WAWI סנטה קלנדר 50 גרם WAWI סנטה בודד עם כובע 80 גרם WAWI שוק' סנטה בודד עם כובע וכיס 200גר'
ריטר חלב עם
אמיצ'לי 100 גרם
חנוכיה פח זהב חנוכה שמח 25X14 סמ גוסי ממתק ג'ל בצורת עט בטעם פטל 15 גרם גוסי ממתק ג'ל בצורת עט בטעם אבטיח 15 גרם גוסי ממתק ג'ל בצורת עט בטעם תות 15 גרם
גומי דיפ מקלות עם ג'ל חמוץ
בטעם תות 30 גרם
גומי דיפ מקלות עם ג'ל חמוץ בטעם פטל 30 גרם בונבונירה דובאי 200 גרם גוסי ג'ל בקבוק חמוץ 20 גרם גוסי ג'ל סמיילי 20 גרם מארז 6 יח' תיבת אוצר פלסטיק קינדר דגנים רביעייה 94 גרם
צעצוע מכונת
מזל+סוכריותלקקן סיסי סטיקס פינגווין תות 9 גרם פרינגלס פילי סטייק גבינה 158 גרם פרינגלס הכל בייגל 158 גרם פרינגלס שמנת בצל צדר 158 גרם פרינגלס מלח וינגרייט 158 גרם פרינגלס ראנץ' 158 גרם
פרינגלס גבינה צ'דר 158
גרםקיבלר קרקר שמינייה קלאב צ'דר 311 גרם פררו קולקשיין גרנד אסורטמנט 197.8 גרם אוראו מארז וניל 12 יח' 441.6 גרם אוראו מארז גלידה 12 יח' 331.2 גרם אוראו מארז שוקו 12 יח' 441.6 גרם
אוראו מארז תות 12 יח' 441.6
גרםממתק אבקה חמוץ- מתוק בטעם תות מארז 6 יח נוטלה 200 גרם גולון טווינס ללא ת.סוכר 147ג' גולון סנדוויץ' שוקולד ל.סוכר 250ג' גולון דיאג'סטיב מוזלי 365ג' מסטיק חמוץ בטעם תות שדה 40 יחידות 328 גרם
מסטיק חמוץ
בטעם מנגו 40 יחידות 328 גרם
מסטיק חמוץ בטעמים שונים 40 יחידות 328 גרם מסטיק חמוץ בטעם דובדבן לימון פסיפלורה 40 יחידות 328 גרם בד"צ טורינו חלב 320ג' בד"צ רגוסה קלאסיק 100ג' הריבו בלוני לבבות 140 גרם
הריבו
נחשים תאומים 154 גרם
הריבו שקית 160 גרם דובי צבעוני הריבו מיקס אדומים 175 גרם הריבו כוכבים 175 גרם ריטר לבן סמרטיס 100 גרם ריטר חלב סמרטיס 100 גרם דוריטוס רוטב דיפ סלסה חריף עדין 300 גרם
דוריטוס רוטב
דיפ נאציו גבינה 280 גרם
דוריטוס רוטב דיפ סלסה חריף 300 גרם דוריטוס רוטב דיפ שמנת חמוצה ושום 280 גרם קווסט עוגיית חלבון שוקולד צ'יפסקווסט עוגיית חלבון חמאת בוטנים שוקולד צ'יפס
מארז לקקן ברבי 30 יח' 390
גרםקינדר ג'וי שלישייה 60 גרם מרשמלו 150 גר – סוניק מארז מקלות מרשמלו יאמס צבעוני 18 יח' 270 גרם מרשמלו פרחים יאמס 160 גרם מרשמלו לבבות יאמס 160 גרם מרשמלו לבבות יאמס כחול לבן 160 גרם
ממתק מרשמלו
פרחים צבעוני בטעם תות וניל 500 גרם BOULOS
ממתק מרשמלו לבבות ורוד לבן בטעם תות וניל 500 גרם BOULOS ממתק מרשמלו מסולסל BOULOSתכלת לבן בטעם תות וניל 500 גרם
ממתק מרשמלו מסולסל
BOULOSורוד לבן בטעם תות וניל 500 גרם
ממתק מרשמלו כריות ורוד,לבן בטעם תות וניל 500 גרם BOULOS ממתק מרשמלו מסולסל צבעוני BOULOSבטעם תות וניל 500 גרם פופין מרשמלו טוויסט אבטיח 120 גרם
פופין
מרשמלו טוויסט אוכמניות 120 גרם
פופין מרשמלו 3D תות שדה 100 גרם קטשופ סרירצ'ה חריף 567ג' סוכריות סודה בצורת אבן נייר ומספרים 216 גרם פס טעים בטעם תותי פרוטי עשירייה 150 גרם
לקקן שרביט הקסמים 24
גרםפס טעים בטעם תות עשירייה 150 גרם פס טעים בטעם אבטיח עשירייה 150 גרם עיד פרש דפי מנטה תות אדום 0.6 גרם לארבי מרשמלו אבטיח 180ג' לארבי מרשמלו לב 180ג' לארבי מרשמלו פרח 180ג'
הריבו מרשמלו ורוד
לבן 175ג'
הריבו מרשמלו אקזוטיק 175ג' WOW Z קלסטרס פירות 85 גרם WOW Z קלסטרס פירות יער 85 גרם שוקולד Angel hair צמר גפן עם פיסטוק 150 גרם טבלת שוקולד דובאי לבן 200 גרם
טבלת שוקולד דובאי חלב 200
גרםWOW Z רופ משפחתי פירות 100 גרם מקל סבא צבעוני 144 גרם מקל סבא כחול לבן 144 גרם מקל סבא ורוד לבן 144 גרם קלבי חטיף צ'יפס שוקולד 40 גרם גולון דיאג'סטיב תפוז 280ג' גולון באטר פליי 495ג'
לינדור חלב 600
גרםפולרטי חטיפי קרח 400 מ"ל ורוד ממרח נוטלה טבעוני 350 גרם טבלת פררו רושר שוקולד מריר 70% 90 גרם ביצת קינדר קלאסי שלישייה 60 גרם מסטיק אגוגו בטעם פירות 40 יחידות 330 גרם
ריצ סנדביץ גליל בטעם גבינה 91
גרםמרשמלו כובע כחול לבן 500 גרם מרשמלו מיני כחול פיני 500 ג מרשמלו מיני ורוד פיני 500 ג מרשמלו גולף כחול 500 גרם מרשמלו גולף אדום 500 גרם סוכריות סודה בצורת טטריס 216 גרם
סוכריות סודה בצורת כלי עבודה 216
גרםסוויטאנגו אבקה להכנת אייס קפה 250 גרם סוויטאנגו ממתיק 700 גרם סוכריות סודה בצורת חותמת 198 גרם סוכריות סודה בצורת פיצה 180 גרם מרשמלו חטיפי העמק 30 גרם ממרח תמרים 450 גרם קליית גת
שקית
ההפתעות ממתקים "חגשבי" בינוניטרנד לארבי מנגו וקשיו 28ג' טרנד לארבי תות שלם מיובש לבן 60ג' טרנד לארבי תות שלם מיובש שוקו 60ג' טרנד לארבי תות שלם מיובש מאצ'ה 60ג' מארז ממתקים שקית הפתעה טסהג'מבו
טורטילה צ'יפס בטעם גבינת נאצ'ו 100 גרם
ג'מבו טורטילה צ'יפס בטעם ברביקיו 100 גרם שקית שימחת תורה בינוניתתערובת להכנת צ'ורוס 500ג' פילסברי קרם גבינת שמנת 453 גרם פילסברי ציפוי קרמל מלוח 453ג'
פילסברי קרם
קרמל 453 גרם
פילסברי ציפוי וניל ל.ת.סוכר 454ג' ריסז רוטב ח.בוטנים 198ג' קינדר הפי היפו חמישייה 105 גרם צ'יטוס מק אנד צ'יז פליימינג הוט 160ג' הריבו קינדר מיקס 375ג' הריבו לשון תוססת ל. ג'לטין 185ג'
מסטיק מנטוס תות
שדה חמוץ 60 גרם
מסטיק מנטוס תפוח ירוק חמוץ 60 גרם אוראו עוגה סנדביץ שוקולד תפוז 88 גרם ריצ סנדביץ דאבל גבינה 67 גרם ריצ סנדביץ דאבל לימון 67 גרם ריצ סנדביץ גבינה מלוחה 67 גרם
אוראו קופסא עוגת יומולדת 97
גרםאוראו תות שדה 97 גרם אמ אנד אמס שוקו חום 363 גר' - K אמ אנד אמס צהוב בוטנים 125 גר' אמ אנד אמס קריספי כחול 309 גר' אמ אנד אמס פאוצ' חום 125 גר' - K פופפולי פופקורן 240 גרם צדר חלפיניו
פופפולי פופקורן
240 גרם מתוק מלוח
פופפולי פופקורן 240 גרם מרשמלו פופפולי פופקורן 240 גרם חמאה סינמה פופפולי פופקורן 240 גרם טבעי פופפולי פופקורן 240 גרם חמאה אורגני פופפולי פופקורן 240 גרם מלח ים
פופפולי פופקורן 240 גרם מלח
ים ופלפלפופפולי פופקורן 240 גרם קרמל מלוח פופפולי פופקורן 240 גרם צדר לבן פופפולי פופקורן 240 גרם צדר צהוב פופפולי פופקורן 240 גרם חמאה מופחת שומן פופפולי פופקורן 240 גרם חמאה
פופפולי פופקורן 240 גרם קינמון
טוסטפופפולי פופקורן 240 גרם צדר חריף נסטלה 8יח אבקת שוקו מרשמלו 193.6ג' צ'ופה צ'ופס שערות סבתא מסטיק בטעם אבטיח 11 גרם צופה צופס שערות סבתא מסטיק בטעם פירות 11 גרם לקקן ג'ל לב תות 156 גרם
לקקן
ג'ל בטעם אבטיח 156 גרם
לקקן ג'ל בטעם קולה 156 גרם לקקן בטעם גלידת שוקו קרמל 200 גרם לקקן ברווזון בטעם תות שדה 240 גרם מארז 8 יח' לקקן ברבי 80 גרם מארז לקקן בטעם גלידת תות 200 גרם לקקן ברבי 13 גרם
מייק
אנד אייק פטל כחול חמוץ 120 גרם
ROVELLI שוקולד בעיצוב דבורה פרלינים 800 גרם ROVELLI שוקולד חג שמח חום זהב חלב פרלינים 800 גרם שופר פלסטיק טבעי 22 ס"מ צלחת "8 שנה טובה - 10 יח'
צלחת "10 שנה טובה